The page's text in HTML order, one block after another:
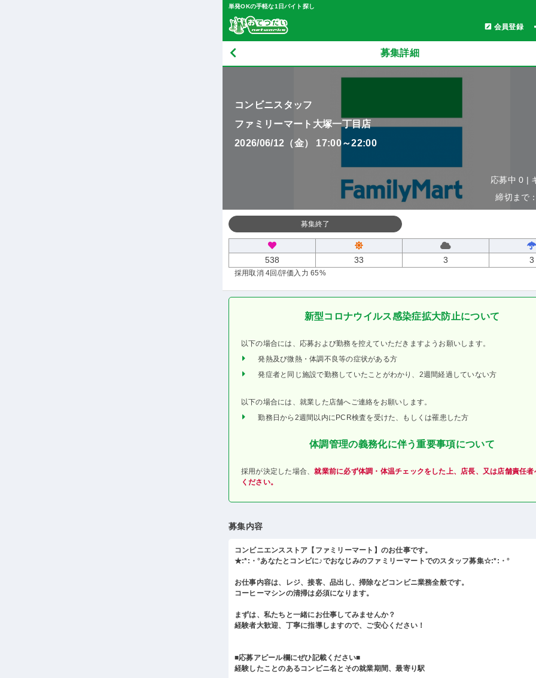
単発OKの手軽な1日バイト探し
会員登録
募集詳細
コンビニスタッフ
ファミリーマート大塚一丁目店
2026/06/12（金） 17:00～22:00
応募中 0 |
締切まで
募集終了
538 33 3 3
採用取消 4回 /評価入力 65%
新型コロナウイルス感染症拡大防止について
以下の場合には、応募および勤務を控えていただきますようお願いします。
発熱及び微熱・体調不良等の症状がある方
発症者と同じ施設で勤務していたことがわかり、2週間経過していない方
以下の場合には、就業した店舗へご連絡をお願いします。
勤務日から2週間以内にPCR検査を受けた、もしくは罹患した方
体調管理の義務化に伴う重要事項について
採用が決定した場合、就業前に必ず体調・体温チェックをした上、店長、又は店舗責任者
ください。
募集内容
コンビニエンスストア【ファミリーマート】のお仕事です。
★:*:・°あなたとコンビに♪でおなじみのファミリーマートでのスタッフ募集☆:*:・°
お仕事内容は、レジ、接客、品出し、掃除などコンビニ業務全般です。
コーヒーマシンの清掃は必須になります。
まずは、私たちと一緒にお仕事してみませんか？
経験者大歓迎、丁寧に指導しますので、ご安心ください！
■応募アピール欄にぜひ記載ください■
経験したことのあるコンビニ名とその就業期間、最寄り駅